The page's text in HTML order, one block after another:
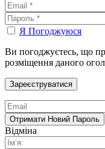
Я Погоджуюся
Ви погоджуєтесь, що
розміщення даного
Відміна